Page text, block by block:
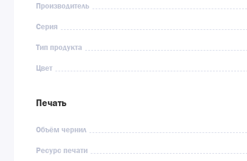
Производитель
Серия
Тип продукта
Цвет
Печать
Объём чернил
Ресурс печати